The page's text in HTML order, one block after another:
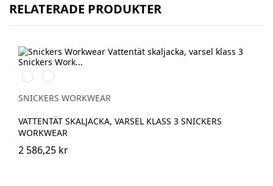
RELATERADE PRODUKTER
High
vis
yellow\Black
High
vis
orange\Black
SNICKERS WORKWEAR
VATTENTÄT SKALJACKA, VARSEL KLASS 3 SNICKERS
WORKWEAR
2 586,25 kr